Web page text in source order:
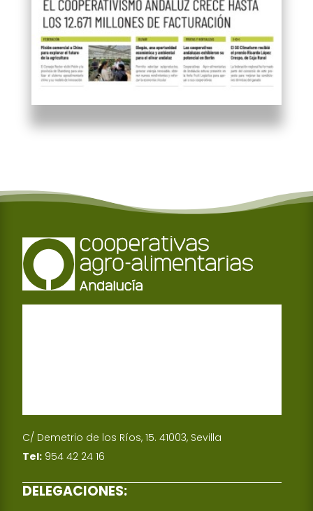
C/ Demetrio de los Ríos, 15. 41003, Sevilla
Tel: 954 42 24 16
DELEGACIONES: